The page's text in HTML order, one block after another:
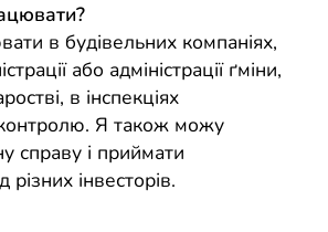
в будівельних компаніях,
або адміністрації ґміни,
в інспекціях
Я також можу
справу і приймати
інвесторів.